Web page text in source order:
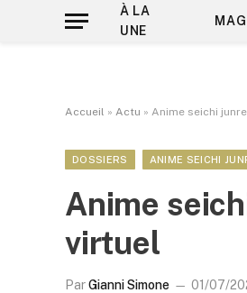
À LA
UNE
Accueil » Actu » Anime seichi
DOSSIERS ANIME SEICHI
Anime
virtuel
ParGianni Simone 01/07/